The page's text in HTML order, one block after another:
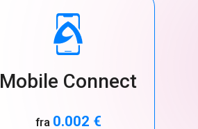
Mobile Connect
fra 0.002 €